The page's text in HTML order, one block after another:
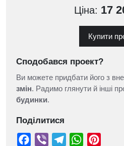
Ціна: 17
Купити
Сподобався проект?
Ви можете придбати його з
змін. Радимо глянути й інші
будинки.
Поділитися